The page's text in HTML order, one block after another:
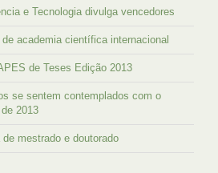
e Tecnologia divulga vencedores
academia científica internacional
de Teses Edição 2013
se sentem contemplados com o
2013
mestrado e doutorado